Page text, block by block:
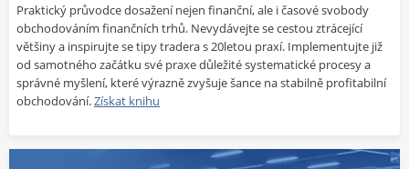
Praktický průvodce dosažení nejen finanční, ale i časové svobody
obchodováním finančních trhů. Nevydávejte se cestou ztrácející
většiny a inspirujte se tipy tradera s 20letou praxí. Implementujte již
od samotného začátku své praxe důležité systematické procesy a
správné myšlení, které výrazně zvyšuje šance na stabilně profitabilní
obchodování.Získat knihu